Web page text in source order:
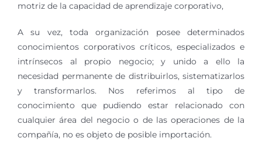
motriz de la capacidad de aprendizaje corporativo,
A su vez, toda organización posee determinados
conocimientos corporativos críticos, especializados e
intrínsecos al propio negocio; y unido a ello la
necesidad permanente de distribuirlos, sistematizarlos
y transformarlos. Nos referimos al tipo de
conocimiento que pudiendo estar relacionado con
cualquier área del negocio o de las operaciones de la
compañía, no es objeto de posible importación.